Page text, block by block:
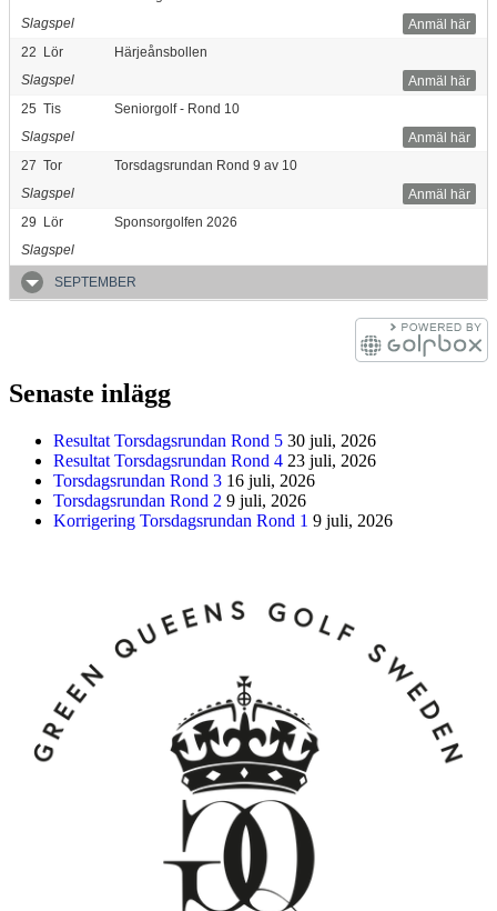
Anmäl här
Slagspel
22
Lör
Härjeånsbollen
Anmäl här
Slagspel
25 Tis
Seniorgolf - Rond 10
Anmäl här
Slagspel
27 Tor
Torsdagsrundan Rond 9 av 10
Anmäl här
Slagspel
29
Lör
Sponsorgolfen 2026
Slagspel
SEPTEMBER
Senaste inlägg
Resultat Torsdagsrundan Rond 5 30 juli, 2026
Resultat Torsdagsrundan Rond 4 23 juli, 2026
Torsdagsrundan Rond 3 16 juli, 2026
Torsdagsrundan Rond 2 9 juli, 2026
Korrigering Torsdagsrundan Rond 1 9 juli, 2026